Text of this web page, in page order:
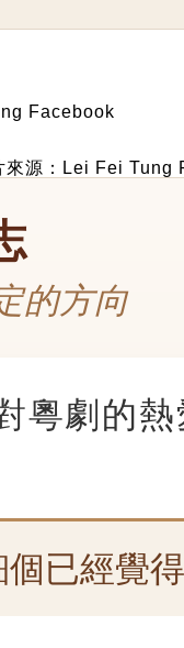
Facebook
來源：Lei Fei Tung
的方向
粵劇的
個已經覺